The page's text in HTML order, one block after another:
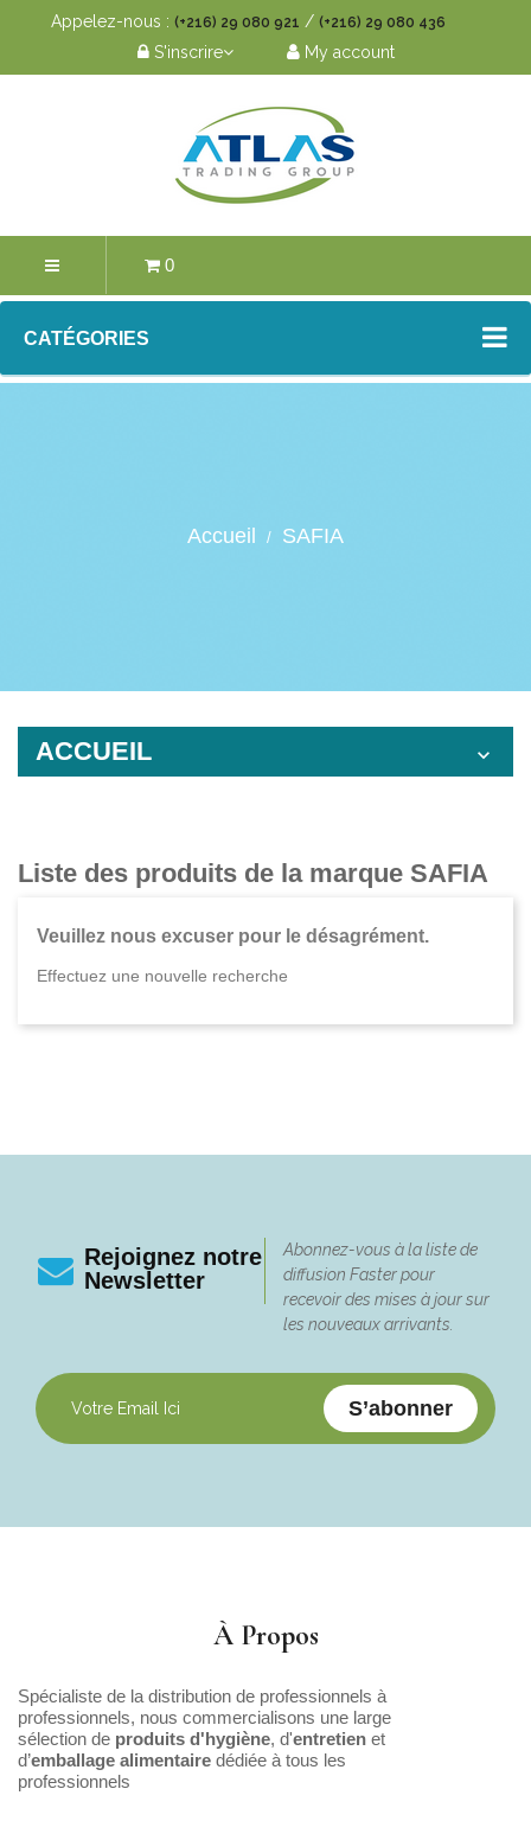
Appelez-nous : (+216) 29 080 921 / (+216) 29 080 436
S'inscrire My account
0
CATÉGORIES
Accueil SAFIA
ACCUEIL 
Liste des produits de la marque SAFIA
Veuillez nous excuser pour le désagrément.
Effectuez une nouvelle recherche
Rejoignez notre
Newsletter
Abonnez-vous à la liste de
diffusion Faster pour
recevoir des mises à jour sur
les nouveaux arrivants.
S’abonner
À Propos
Spécialiste de la distribution de professionnels à
professionnels, nous commercialisons une large
sélection de produits d'hygiène, d'entretien et
d’emballage alimentaire dédiée à tous les
professionnels